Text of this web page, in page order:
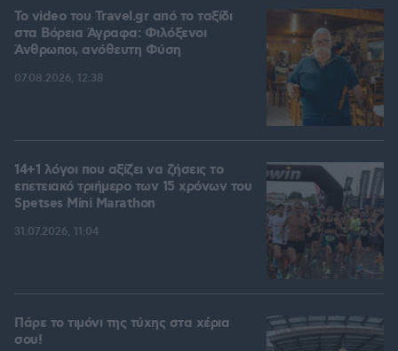
To video του Travel.gr από το ταξίδι
στα Βόρεια Άγραφα: Φιλόξενοι
Άνθρωποι, ανόθευτη Φύση
07.08.2026, 12:38
14+1 λόγοι που αξίζει να ζήσεις το
επετειακό τριήμερο των 15 χρόνων του
Spetses Mini Marathon
31.07.2026, 11:04
Πάρε το τιμόνι της τύχης στα χέρια
σου!